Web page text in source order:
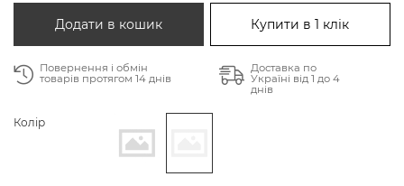
Додати в кошик Купити в 1 клік
Повернення і обмін
товарів протягом 14 днів
Доставка по
Україні від 1 до 4
днів
Колір